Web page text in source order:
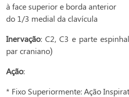
à face superior e borda anterior
do 1/3 medial da clavícula
Inervação: C2, C3 e parte
par craniano)
Ação:
* Fixo Superiormente: Ação